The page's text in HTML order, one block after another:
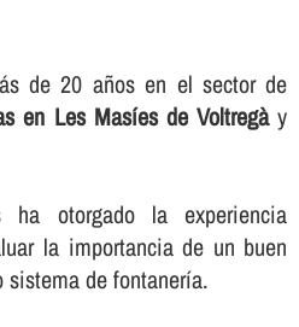
de 20 años en el sector de
en Les Masíes de Voltregày
otorgado la experiencia
la importancia de un buen
de fontanerí­a.